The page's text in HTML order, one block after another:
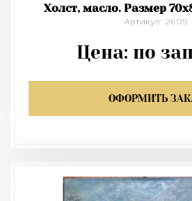
Холст, масло. Размер
Артикул: 2609
Цена: по
ОФОРМИТЬ